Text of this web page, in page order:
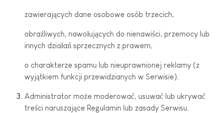
zawierających dane osobowe osób trzecich,
obraźliwych, nawołujących do nienawiści, przemocy lub
innych działań sprzecznych z prawem,
o charakterze spamu lub nieuprawnionej reklamy (z
wyjątkiem funkcji przewidzianych w Serwisie).
Administrator może moderować, usuwać lub ukrywać
treści naruszające Regulamin lub zasady Serwisu.